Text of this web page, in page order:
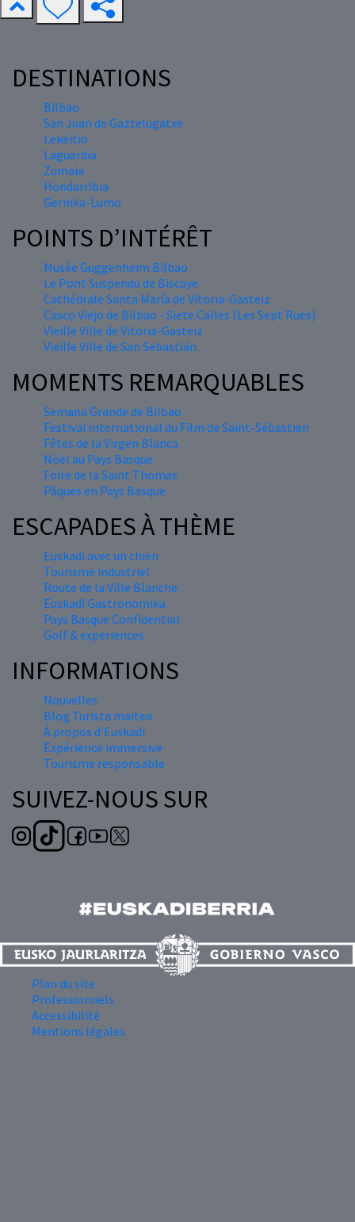
DESTINATIONS
Bilbao
San Juan de Gaztelugatxe
Lekeitio
Laguardia
Zumaia
Hondarribia
Gernika-Lumo
POINTS D’INTÉRÊT
Musée Guggenheim Bilbao
Le Pont Suspendu de Biscaye
Cathédrale Santa María de Vitoria-Gasteiz
Casco Viejo de Bilbao - Siete Calles (Les Sept Rues)
Vieille Ville de Vitoria-Gasteiz
Vieille Ville de San Sebastián
MOMENTS REMARQUABLES
Semana Grande de Bilbao
Festival international du Film de Saint-Sébastien
Fêtes de la Virgen Blanca
Nöel au Pays Basque
Foire de la Saint Thomas
Pâques en Pays Basque
ESCAPADES À THÈME
Euskadi avec un chien
Tourisme industriel
Route de la Ville Blanche
Euskadi Gastronomika
Pays Basque Confidential
Golf & experiences
INFORMATIONS
Nouvelles
Blog Turista maitea
À propos d'Euskadi
Expérience immersive
Tourisme responsable
SUIVEZ-NOUS SUR
Plan du site
Professionnels
Accessibilité
Mentions légales